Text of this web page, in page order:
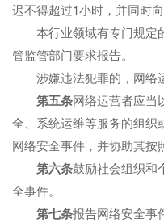
迟不得超过1小时，并同时
本行业领域有专门规定
管监管部门要求报告。
涉嫌违法犯罪的，网络
第五条网络运营者应当
全、系统运维等服务的组织
网络安全事件，并协助其按
第六条鼓励社会组织和
全事件。
第七条报告网络安全事